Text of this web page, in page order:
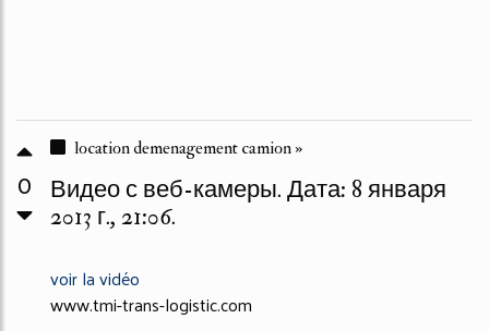
0
location demenagement camion »
Видео с веб-камеры. Дата: 8 января
2013 г., 21:06.
voir la vidéo
www.tmi-trans-logistic.com